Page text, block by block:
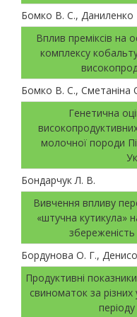
Бомко В. С., Даниленко
Вплив преміксів на
комплексу
Бомко В. С., Сметаніна
Генетична
молочної породи
Бондарчук Л. В.
Вивчення впливу
«штучна кутикула»
Бордунова О. Г.,
Продуктивні
свиноматок за